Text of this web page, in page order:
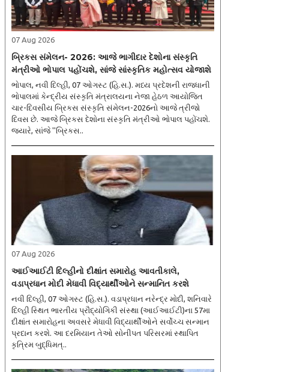
07 Aug 2026
બ્રિકસ સંમેલન- 2026: આજે ભાગીદાર દેશોના સંસ્કૃતિ
મંત્રીઓ ભોપાલ પહોંચશે, સાંજે સાંસ્કૃતિક મહોત્સવ યોજાશે
ભોપાલ, નવી દિલ્હી, 07 ઓગસ્ટ (હિ.સ.). મધ્ય પ્રદેશની રાજધાની
ભોપાલમાં કેન્દ્રીય સંસ્કૃતિ મંત્રાલયના નેજા હેઠળ આયોજિત
ચાર-દિવસીય બ્રિકસ સંસ્કૃતિ સંમેલન-2026નો આજે ત્રીજો
દિવસ છે. આજે બ્રિકસ દેશોના સંસ્કૃતિ મંત્રીઓ ભોપાલ પહોંચશે.
જ્યારે, સાંજે ''બ્રિકસ..
07 Aug 2026
આઈઆઈટી દિલ્હીનો દીક્ષાંત સમારોહ આવતીકાલે,
વડાપ્રધાન મોદી મેધાવી વિદ્યાર્થીઓને સન્માનિત કરશે
નવી દિલ્હી, 07 ઓગસ્ટ (હિ.સ.). વડાપ્રધાન નરેન્દ્ર મોદી, શનિવારે
દિલ્હી સ્થિત ભારતીય પ્રૌદ્યોગિકી સંસ્થા (આઈઆઈટી)ના 57મા
દીક્ષાંત સમારોહના અવસરે મેધાવી વિદ્યાર્થીઓને સર્વોચ્ચ સન્માન
પ્રદાન કરશે. આ દરમિયાન તેઓ સોનીપત પરિસરમાં સ્થાપિત
કૃત્રિમ બુદ્ધિમત્..